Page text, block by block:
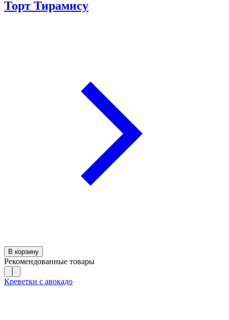
Торт Тирамису
В корзину
Рекомендованные товары
Креветки с авокадо